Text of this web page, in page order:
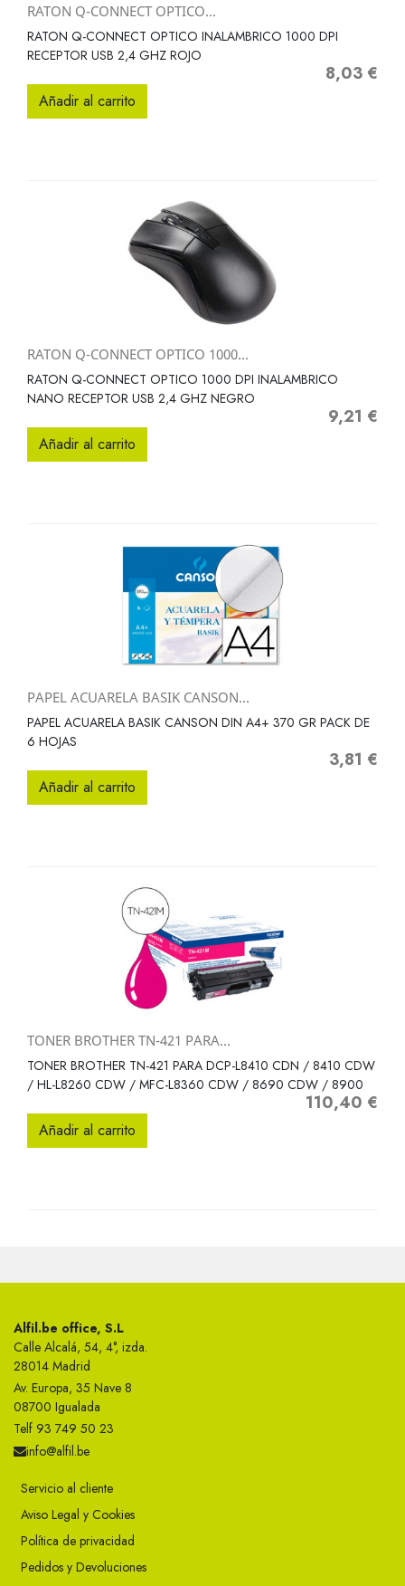
RATON Q-CONNECT OPTICO...
RATON Q-CONNECT OPTICO INALAMBRICO 1000 DPI
RECEPTOR USB 2,4 GHZ ROJO
Precio
8,03 €
Añadir al carrito
RATON Q-CONNECT OPTICO 1000...
RATON Q-CONNECT OPTICO 1000 DPI INALAMBRICO
NANO RECEPTOR USB 2,4 GHZ NEGRO
Precio
9,21 €
Añadir al carrito
PAPEL ACUARELA BASIK CANSON...
PAPEL ACUARELA BASIK CANSON DIN A4+ 370 GR PACK DE
6 HOJAS
Precio
3,81 €
Añadir al carrito
TONER BROTHER TN-421 PARA...
TONER BROTHER TN-421 PARA DCP-L8410 CDN / 8410 CDW
/ HL-L8260 CDW / MFC-L8360 CDW / 8690 CDW / 8900
Precio
110,40 €
Añadir al carrito
Alfil.be office, S.L
Calle Alcalá, 54, 4°, izda.
28014 Madrid
Av. Europa, 35 Nave 8
08700 Igualada
Telf 93 749 50 23
info@alfil.be
Servicio al cliente
Aviso Legal y Cookies
Política de privacidad
Pedidos y Devoluciones